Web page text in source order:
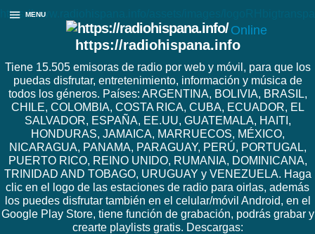
https://www.radiohispana.info/assets/images/
Online
https://radiohispana.info
Tiene 15.505 emisoras de radio por web y móvil, para que los
puedas disfrutar, entretenimiento, información y música de
todos los géneros. Países: ARGENTINA, BOLIVIA, BRASIL,
CHILE, COLOMBIA, COSTA RICA, CUBA, ECUADOR, EL
SALVADOR, ESPAÑA, EE.UU, GUATEMALA, HAITI,
HONDURAS, JAMAICA, MARRUECOS, MÉXICO,
NICARAGUA, PANAMA, PARAGUAY, PERÚ, PORTUGAL,
PUERTO RICO, REINO UNIDO, RUMANIA, DOMINICANA,
TRINIDAD AND TOBAGO, URUGUAY y VENEZUELA. Haga
clic en el logo de las estaciones de radio para oirlas, además
los puedes disfrutar también en el celular/móvil Android, en el
Google Play Store, tiene función de grabación, podrás grabar y
crearte playlists gratis. Descargas:
MENU